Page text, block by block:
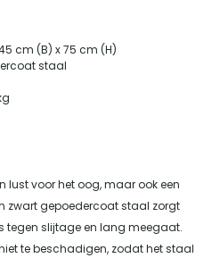
cm (B) x 75 cm (H)
staal
lust voor het oog, maar ook een
zwart gepoedercoat staal zorgt
tegen slijtage en lang meegaat.
te beschadigen, zodat het staal